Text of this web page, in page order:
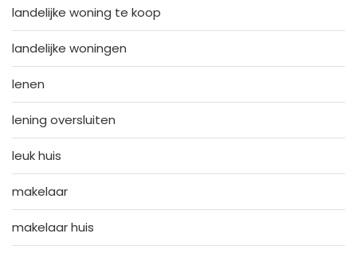
landelijke woning te koop
landelijke woningen
lenen
lening oversluiten
leuk huis
makelaar
makelaar huis